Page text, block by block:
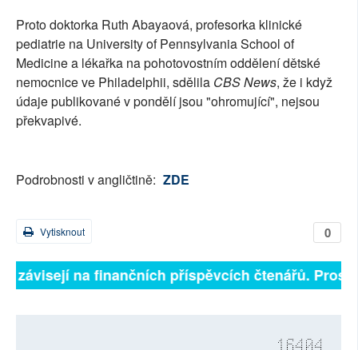
Proto doktorka Ruth Abayaová, profesorka klinické
pediatrie na University of Pennsylvania School of
Medicine a lékařka na pohotovostním oddělení dětské
nemocnice ve Philadelphii, sdělila CBS News, že i když
údaje publikované v pondělí jsou "ohromující", nejsou
překvapivé.
Podrobnosti v angličtině: ZDE
0
Vytisknout
závisejí na finančních příspěvcích čtenářů.